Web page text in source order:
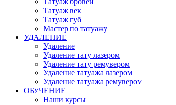
Татуаж бровей
Татуаж век
Татуаж губ
Мастер по татуажу
УДАЛЕНИЕ
Удаление
Удаление тату лазером
Удаление тату ремувером
Удаление татуажа лазером
Удаление татуажа ремувером
ОБУЧЕНИЕ
Наши курсы